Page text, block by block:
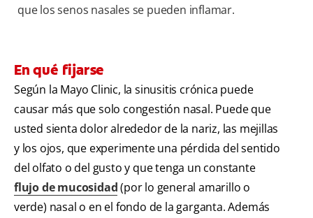
que los senos nasales se pueden inflamar.
En qué fijarse
Según la Mayo Clinic, la sinusitis crónica puede
causar más que solo congestión nasal. Puede que
usted sienta dolor alrededor de la nariz, las mejillas
y los ojos, que experimente una pérdida del sentido
del olfato o del gusto y que tenga un constante
flujo de mucosidad(por lo general amarillo o
verde) nasal o en el fondo de la garganta. Además